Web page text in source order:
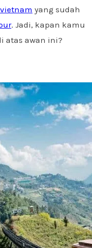
yang sudah
. Jadi, kapan kamu
atas awan ini?